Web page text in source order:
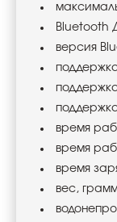
Bluetooth
версия
время
время
время
вес,